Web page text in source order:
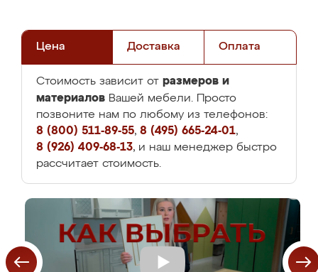
Цена Доставка Оплата
Стоимость зависит от размеров и
материалов Вашей мебели. Просто
позвоните нам по любому из телефонов:
8 (800) 511-89-55, 8 (495) 665-24-01,
8 (926) 409-68-13, и наш менеджер быстро
рассчитает стоимость.